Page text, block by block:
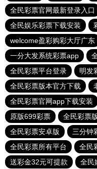
全民彩票官网最新登录入口
全民娱乐彩票下载安装
welcome盈彩购彩大厅广东
一分大发系统彩票app
全民彩票平台登录
明发
全民彩票版本官方下载
全民彩票官网app下载安装
原版699彩票
全民彩票
全民彩票安卓版
三分钟
全民彩票所有平台
全民
送彩金32元可提款
全民